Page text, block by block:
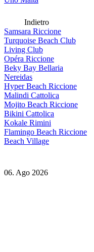
Indietro
Samsara Riccione
Turquoise Beach Club
Living Club
Opéra Riccione
Beky Bay Bellaria
Nereidas
Hyper Beach Riccione
Malindi Cattolica
Mojito Beach Riccione
Bikini Cattolica
Kokale Rimini
Flamingo Beach Riccione
Beach Village
06. Ago 2026